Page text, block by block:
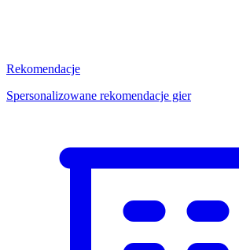
Rekomendacje
Spersonalizowane rekomendacje gier